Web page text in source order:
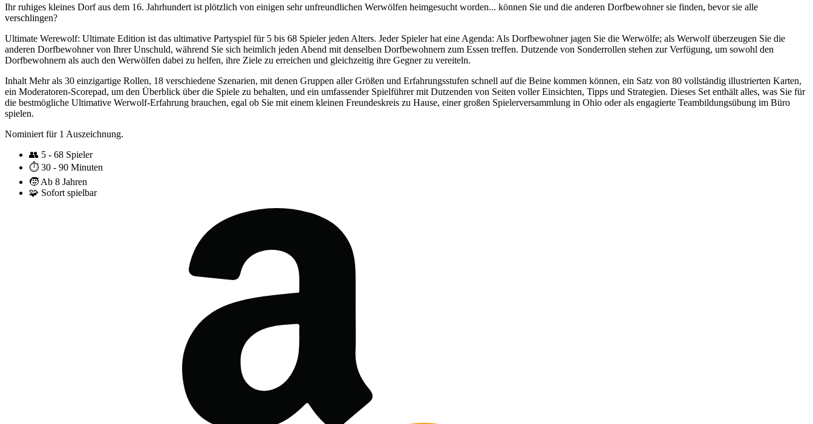
Ihr ruhiges kleines Dorf aus dem 16. Jahrhundert ist plötzlich von einigen sehr unfreundlichen Werwölfen heimgesucht worden... können Sie und die anderen Dorfbewohner sie finden, bevor sie alle
verschlingen?
Ultimate Werewolf: Ultimate Edition ist das ultimative Partyspiel für 5 bis 68 Spieler jeden Alters. Jeder Spieler hat eine Agenda: Als Dorfbewohner jagen Sie die Werwölfe; als Werwolf überzeugen Sie die
anderen Dorfbewohner von Ihrer Unschuld, während Sie sich heimlich jeden Abend mit denselben Dorfbewohnern zum Essen treffen. Dutzende von Sonderrollen stehen zur Verfügung, um sowohl den
Dorfbewohnern als auch den Werwölfen dabei zu helfen, ihre Ziele zu erreichen und gleichzeitig ihre Gegner zu vereiteln.
Inhalt Mehr als 30 einzigartige Rollen, 18 verschiedene Szenarien, mit denen Gruppen aller Größen und Erfahrungsstufen schnell auf die Beine kommen können, ein Satz von 80 vollständig illustrierten Karten,
ein Moderatoren-Scorepad, um den Überblick über die Spiele zu behalten, und ein umfassender Spielführer mit Dutzenden von Seiten voller Einsichten, Tipps und Strategien. Dieses Set enthält alles, was Sie für
die bestmögliche Ultimative Werwolf-Erfahrung brauchen, egal ob Sie mit einem kleinen Freundeskreis zu Hause, einer großen Spielerversammlung in Ohio oder als engagierte Teambildungsübung im Büro
spielen.
Nominiert für 1 Auszeichnung.
👥 5 - 68 Spieler
⏱️ 30 - 90 Minuten
🧒 Ab 8 Jahren
🧩 Sofort spielbar